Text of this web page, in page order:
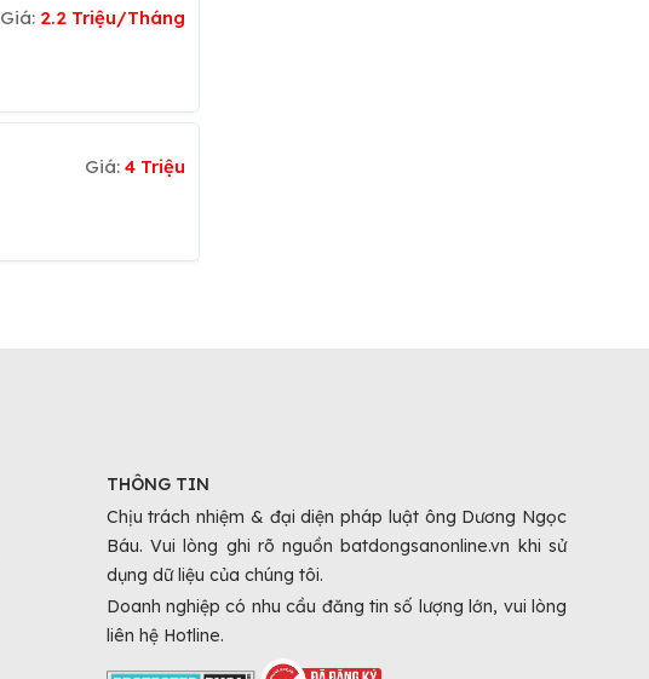
Giá: 2.2 Triệu/Tháng
Giá:4 Triệu
THÔNG TIN
Chịu trách nhiệm & đại diện pháp luật ông Dương Ngọc
Báu. Vui lòng ghi rõ nguồn batdongsanonline.vn khi sử
dụng dữ liệu của chúng tôi.
Doanh nghiệp có nhu cầu đăng tin số lượng lớn, vui lòng
liên hệ Hotline.